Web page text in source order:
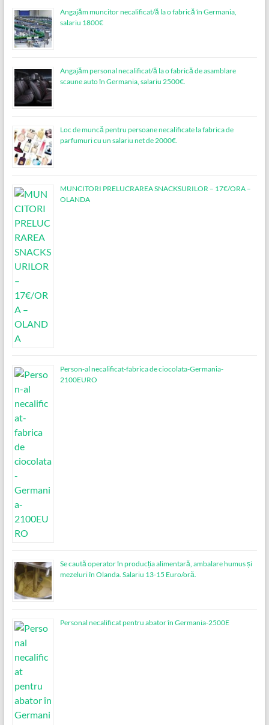
Angajăm muncitor necalificat/ă la o fabrică în Germania,
salariu 1800€
Angajăm personal necalificat/ă la o fabrică de asamblare
scaune auto în Germania, salariu 2500€.
Loc de muncǎ pentru persoane necalificate la fabrica de
parfumuri cu un salariu net de 2000€.
MUNCITORI PRELUCRAREA SNACKSURILOR – 17€/ORA –
OLANDA
Person-al necalificat-fabrica de ciocolata-Germania-
2100EURO
Se caută operator în producția alimentară, ambalare humus și
mezeluri în Olanda. Salariu 13-15 Euro/oră.
Personal necalificat pentru abator în Germania-2500E